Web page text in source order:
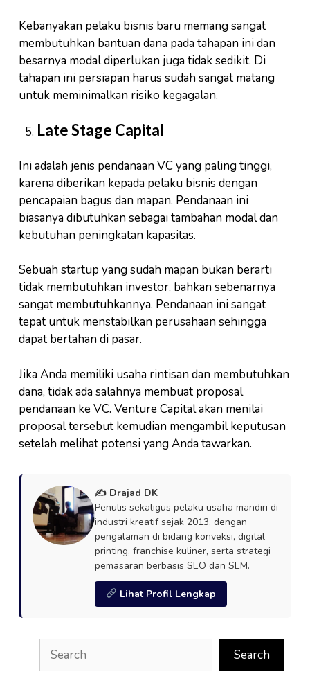
Kebanyakan pelaku bisnis baru memang sangat
membutuhkan bantuan dana pada tahapan ini dan
besarnya modal diperlukan juga tidak sedikit. Di
tahapan ini persiapan harus sudah sangat matang
untuk meminimalkan risiko kegagalan.
Late Stage Capital
Ini adalah jenis pendanaan VC yang paling tinggi,
karena diberikan kepada pelaku bisnis dengan
pencapaian bagus dan mapan. Pendanaan ini
biasanya dibutuhkan sebagai tambahan modal dan
kebutuhan peningkatan kapasitas.
Sebuah startup yang sudah mapan bukan berarti
tidak membutuhkan investor, bahkan sebenarnya
sangat membutuhkannya. Pendanaan ini sangat
tepat untuk menstabilkan perusahaan sehingga
dapat bertahan di pasar.
Jika Anda memiliki usaha rintisan dan membutuhkan
dana, tidak ada salahnya membuat proposal
pendanaan ke VC. Venture Capital akan menilai
proposal tersebut kemudian mengambil keputusan
setelah melihat potensi yang Anda tawarkan.
✍️ Drajad DK
Penulis sekaligus pelaku usaha mandiri di
industri kreatif sejak 2013, dengan
pengalaman di bidang konveksi, digital
printing, franchise kuliner, serta strategi
pemasaran berbasis SEO dan SEM.
Lihat Profil Lengkap
Search
Search